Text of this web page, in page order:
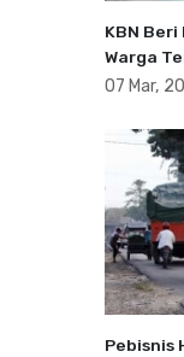
KBN
Warga
07 Mar,
Pebisnis